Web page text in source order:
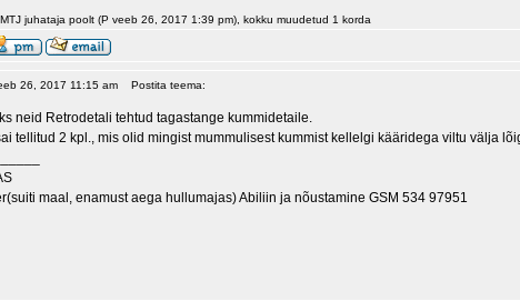
juhataja poolt (P veeb 26, 2017 1:39 pm), kokku muudetud 1 korda
26, 2017 11:15 am Postita teema:
neid Retrodetali tehtud tagastange kummidetaile.
tellitud 2 kpl., mis olid mingist mummulisest kummist kellelgi kääridega viltu välja
maal, enamust aega hullumajas) Abiliin ja nõustamine GSM 534 97951